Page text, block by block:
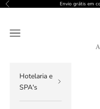
Pular para o conteúdo
Anterior Envio grátis em
Menu
Hotelaria e
SPA's